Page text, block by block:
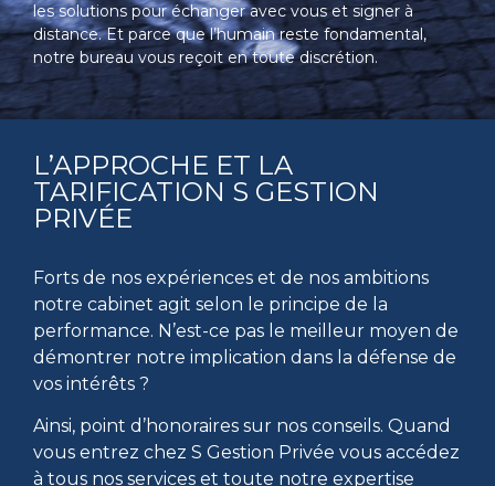
les solutions pour échanger avec vous et signer à
distance. Et parce que l’humain reste fondamental,
notre bureau vous reçoit en toute discrétion.
L’APPROCHE ET LA
TARIFICATION S GESTION
PRIVÉE
Forts de nos expériences et de nos ambitions
notre cabinet agit selon le principe de la
performance. N’est-ce pas le meilleur moyen de
démontrer notre implication dans la défense de
vos intérêts ?
Ainsi, point d’honoraires sur nos conseils. Quand
vous entrez chez S Gestion Privée vous accédez
à tous nos services et toute notre expertise